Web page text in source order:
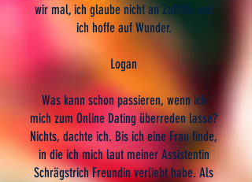
wir mal, ich glaube nicht an Zufälle und
ich hoffe auf Wunder.
Logan
Was kann schon passieren, wenn ich
mich zum Online Dating überreden lasse?
Nichts, dachte ich. Bis ich eine Frau finde,
in die ich mich laut meiner Assistentin
Schrägstrich Freundin verliebt habe. Als